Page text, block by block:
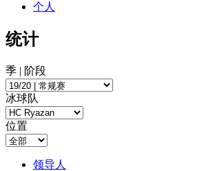
个人
统计
季 | 阶段
冰球队
位置
领导人